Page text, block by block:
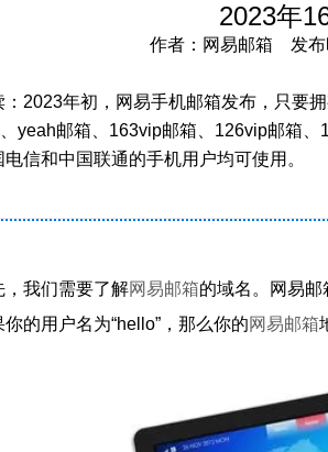
2023年
作者：网易邮箱 发布
：2023年初，网易手机邮箱发布，只要
yeah邮箱、163vip邮箱、126vip邮箱
信和中国联通的手机用户均可使用。
，我们需要了解网易邮箱的域名。网易邮
的用户名为“hello”，那么你的网易邮箱